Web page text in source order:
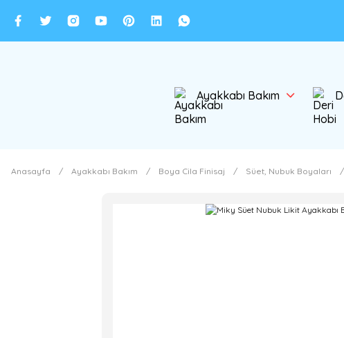
Ayakkabı Bakım
Anasayfa Ayakkabı Bakım Boya Cila Finisaj Süet, Nubuk Boyaları